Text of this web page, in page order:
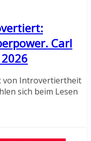
Carl
von Introvertiertheit
sich beim Lesen